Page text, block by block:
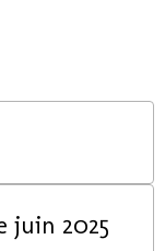
inscription Passage de grade juin 2025